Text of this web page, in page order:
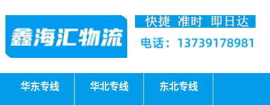
华东专线 华北专线 东北专线